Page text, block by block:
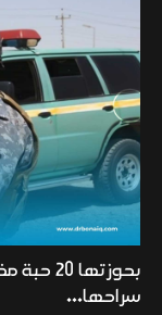
سراحها...